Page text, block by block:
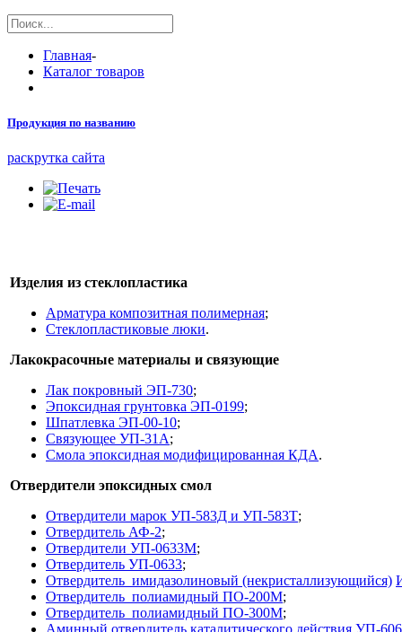
Главная-
Каталог товаров
Продукция по названию
раскрутка сайта
Изделия из стеклопластика
Арматура композитная полимерная;
Стеклопластиковые люки.
Лакокрасочные материалы и связующие
Лак покровный ЭП-730;
Эпоксидная грунтовка ЭП-0199;
Шпатлевка ЭП-00-10;
Связующее УП-31А;
Смола эпоксидная модифицированная КДА.
Отвердители эпоксидных смол
Отвердители марок УП-583Д и УП-583Т;
Отвердитель АФ-2;
Отвердители УП-0633М;
Отвердитель УП-0633;
Отвердитель имидазолиновый (некристаллизующийся)
Отвердитель полиамидный ПО-200M;
Отвердитель полиамидный ПО-300М;